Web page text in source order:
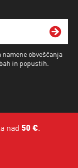
obveščanja
in popustih.
nad 50 €.